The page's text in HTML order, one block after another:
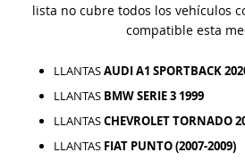
lista no cubre todos los vehículos
compatible esta
LLANTASAUDI A1 SPORTBACK
LLANTAS BMW SERIE 3 1999
LLANTASCHEVROLET TORNADO
LLANTAS FIAT PUNTO (2007-2009)